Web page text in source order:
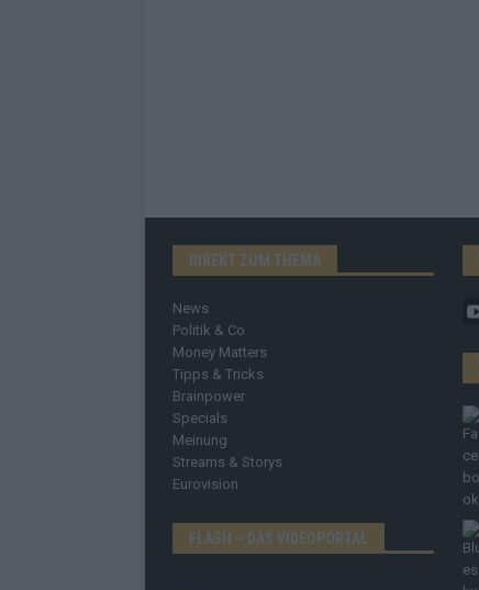
DIREKT ZUM THEMA
News
Politik & Co
Money Matters
Tipps & Tricks
Brainpower
Specials
Meinung
Streams & Storys
Eurovision
FLASH – DAS VIDEOPORTAL